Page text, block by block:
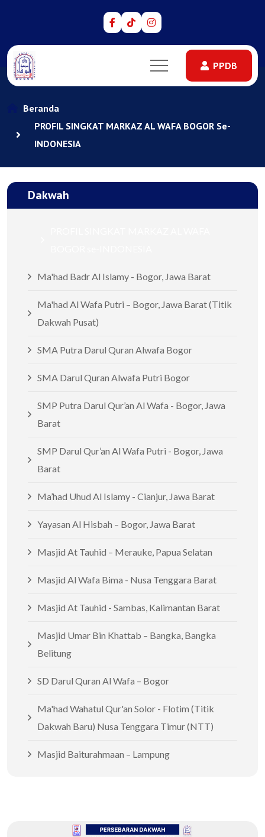
PPDB
Beranda
PROFIL SINGKAT MARKAZ AL WAFA BOGOR Se-
INDONESIA
Dakwah
Ma'had Badr Al Islamy - Bogor, Jawa Barat
Ma'had Al Wafa Putri – Bogor, Jawa Barat (Titik
Dakwah Pusat)
SMA Putra Darul Quran Alwafa Bogor
SMA Darul Quran Alwafa Putri Bogor
SMP Putra Darul Qur’an Al Wafa - Bogor, Jawa
Barat
SMP Darul Qur’an Al Wafa Putri - Bogor, Jawa
Barat
Ma’had Uhud Al Islamy - Cianjur, Jawa Barat
Yayasan Al Hisbah – Bogor, Jawa Barat
Masjid At Tauhid – Merauke, Papua Selatan
Masjid Al Wafa Bima - Nusa Tenggara Barat
Masjid At Tauhid - Sambas, Kalimantan Barat
Masjid Umar Bin Khattab – Bangka, Bangka
Belitung
SD Darul Quran Al Wafa – Bogor
Ma'had Wahatul Qur'an Solor - Flotim (Titik
Dakwah Baru) Nusa Tenggara Timur (NTT)
Masjid Baiturahmaan – Lampung